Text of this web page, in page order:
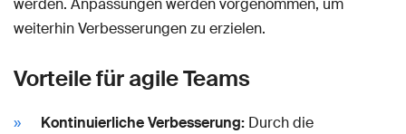
werden. Anpassungen werden vorgenommen, um
weiterhin Verbesserungen zu erzielen.
Vorteile für agile Teams
Kontinuierliche Verbesserung: Durch die